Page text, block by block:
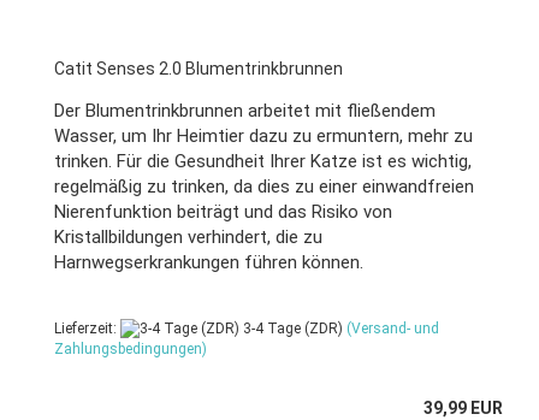
Catit Senses 2.0 Blumentrinkbrunnen
Der Blumentrinkbrunnen arbeitet mit fließendem
Wasser, um Ihr Heimtier dazu zu ermuntern, mehr zu
trinken. Für die Gesundheit Ihrer Katze ist es wichtig,
regelmäßig zu trinken, da dies zu einer einwandfreien
Nierenfunktion beiträgt und das Risiko von
Kristallbildungen verhindert, die zu
Harnwegserkrankungen führen können.
Lieferzeit: 3-4 Tage (ZDR) (Versand- und
Zahlungsbedingungen)
39,99 EUR